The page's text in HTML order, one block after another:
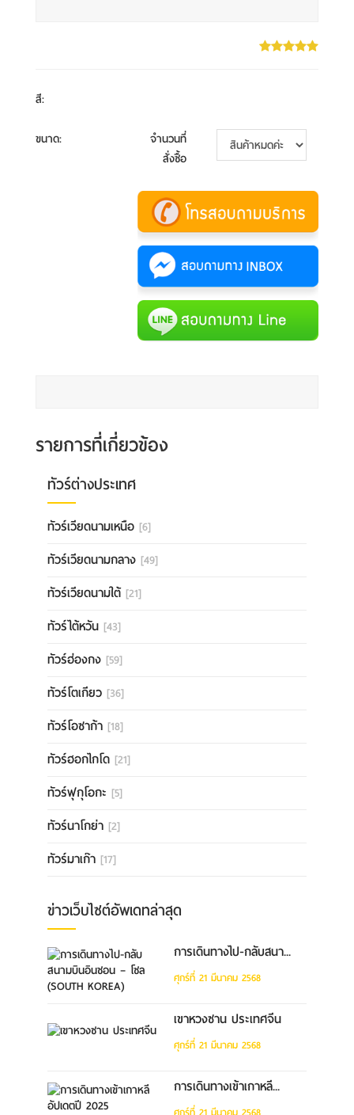
สี:
ขนาด:
จำนวนที่
สั่งซื้อ
รายการที่เกี่ยวข้อง
ทัวร์ต่างประเทศ
ทัวร์เวียดนามเหนือ [6]
ทัวร์เวียดนามกลาง [49]
ทัวร์เวียดนามใต้ [21]
ทัวร์ไต้หวัน [43]
ทัวร์ฮ่องกง [59]
ทัวร์โตเกียว [36]
ทัวร์โอซาก้า [18]
ทัวร์ฮอกไกโด [21]
ทัวร์ฟุกุโอกะ [5]
ทัวร์นาโกย่า [2]
ทัวร์มาเก๊า [17]
ข่าวเว็บไซต์อัพเดทล่าสุด
การเดินทางไป-กลับสนา...
ศุกร์ที่ 21 มีนาคม 2568
เขาหวงซาน ประเทศจีน
ศุกร์ที่ 21 มีนาคม 2568
การเดินทางเข้าเกาหลี...